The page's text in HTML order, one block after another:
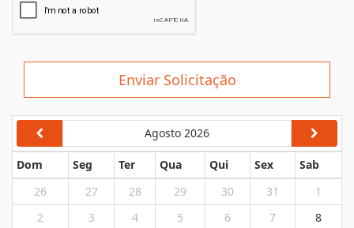
Enviar Solicitação
Agosto 2026
Dom Seg Ter Qua Qui Sex
Sab
26
27 28 29 30 31
1
2
3 4 5 6 7
8